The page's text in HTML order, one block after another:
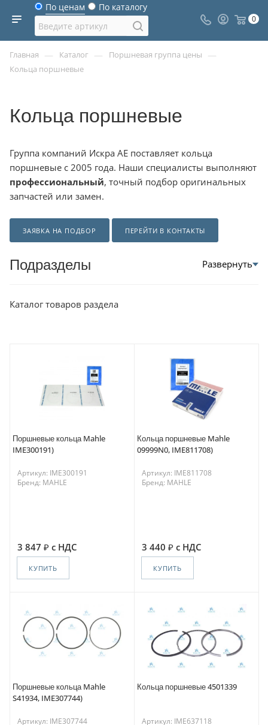
По ценам По каталогу
0
Главная — Каталог — Поршневая группа цены —
Кольца поршневые
Кольца поршневые
Группа компаний Искра АЕ поставляет кольца
поршневые с 2005 года. Наши специалисты выполняют
профессиональный, точный подбор оригинальных
запчастей или замен.
ЗАЯВКА НА ПОДБОР ПЕРЕЙТИ В КОНТАКТЫ
Подразделы
Каталог товаров раздела
Поршневые кольца Mahle
IME300191)
Артикул: IME300191
Бренд: MAHLE
3 847 с НДС
КУПИТЬ
Кольца поршневые Mahle
09999N0, IME811708)
Артикул: IME811708
Бренд: MAHLE
3 440 с НДС
КУПИТЬ
Поршневые кольца Mahle
S41934, IME307744)
Артикул: IME307744
Кольца поршневые 4501339
Артикул: IME637118